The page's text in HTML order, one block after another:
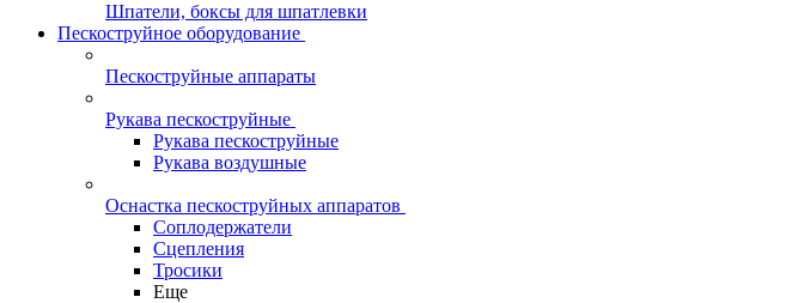
Шпатели, боксы для шпатлевки
Пескоструйное оборудование
Пескоструйные аппараты
Рукава пескоструйные
Рукава пескоструйные
Рукава воздушные
Оснастка пескоструйных аппаратов
Соплодержатели
Сцепления
Тросики
Еще